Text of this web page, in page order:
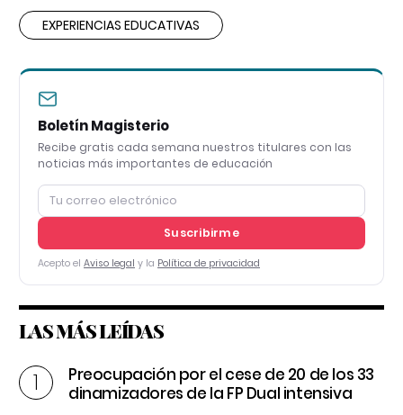
EXPERIENCIAS EDUCATIVAS
Boletín Magisterio
Recibe gratis cada semana nuestros titulares con las
noticias más importantes de educación
Suscribirme
Acepto el Aviso legal y la Política de privacidad
LAS MÁS LEÍDAS
Preocupación por el cese de 20 de los 33
dinamizadores de la FP Dual intensiva